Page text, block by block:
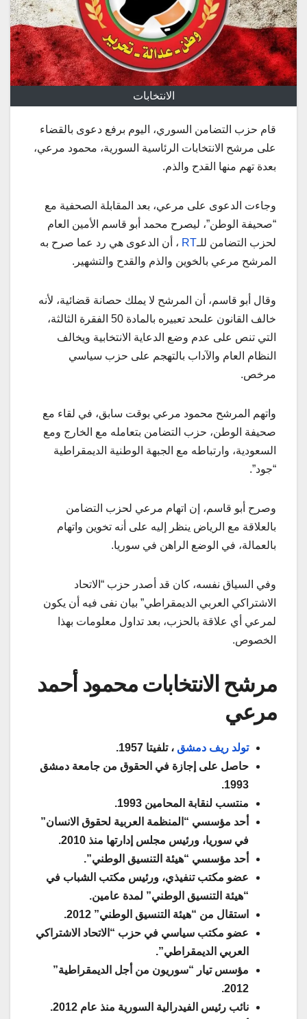
الانتخابات
قام حزب التضامن السوري، اليوم برفع دعوى بالقضاء
على مرشح الانتخابات الرئاسية السورية، محمود مرعي،
بعدة تهم منها القدح والذم.
وجاءت الدعوى على مرعي، بعد المقابلة الصحفية مع
“صحيفة الوطن”، ليصرح محمد أبو قاسم الأمين العام
لحزب التضامن للـRT ، أن الدعوى هي رد عما صرح به
المرشح مرعي بالخوين والذم والقدح والتشهير.
وقال أبو قاسم، أن المرشح لا يملك حصانة قضائية، لأنه
خالف القانون علىحد تعبيره بالمادة 50 الفقرة الثالثة،
التي تنص على عدم وضع الدعاية الانتخابية ويخالف
النظام العام والآداب بالتهجم على حزب سياسي
مرخص.
واتهم المرشح محمود مرعي بوقت سابق، في لقاء مع
صحيفة الوطن، حزب التضامن بتعامله مع الخارج ومع
السعودية، وارتباطه مع الجبهة الوطنية الديمقراطية
“جود”.
وصرح أبو قاسم، إن اتهام مرعي لحزب التضامن
بالعلاقة مع الرياض ينظر إليه على أنه تخوين واتهام
بالعمالة، في الوضع الراهن في سوريا.
وفي السياق نفسه، كان قد أصدر حزب “الاتحاد
الاشتراكي العربي الديمقراطي” بيان نفى فيه أن يكون
لمرعي أي علاقة بالحزب، بعد تداول معلومات بهذا
الخصوص.
مرشح الانتخابات محمود أحمد
مرعي
تولد ريف دمشق ، تلفيتا 1957.
حاصل على إجازة في الحقوق من جامعة دمشق
1993.
منتسب لنقابة المحامين 1993.
أحد مؤسسي “المنظمة العربية لحقوق الانسان”
في سوريا، ورئيس مجلس إدارتها منذ 2010.
أحد مؤسسي “هيئة التنسيق الوطني”.
عضو مكتب تنفيذي، ورئيس مكتب الشباب في
“هيئة التنسيق الوطني” لمدة عامين.
استقال من “هيئة التنسيق الوطني” 2012.
عضو مكتب سياسي في حزب “الاتحاد الاشتراكي
العربي الديمقراطي”.
مؤسس تيار “سوريون من أجل الديمقراطية”
2012.
نائب رئيس الفيدرالية السورية منذ عام 2012.